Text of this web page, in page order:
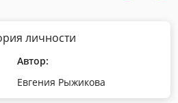
личности
Автор:
Евгения Рыжикова